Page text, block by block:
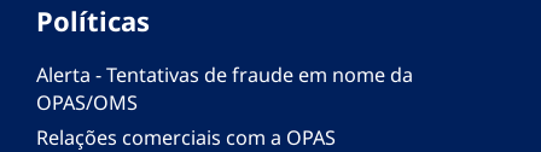
Políticas
Alerta - Tentativas de fraude em nome da
OPAS/OMS
Relações comerciais com a OPAS